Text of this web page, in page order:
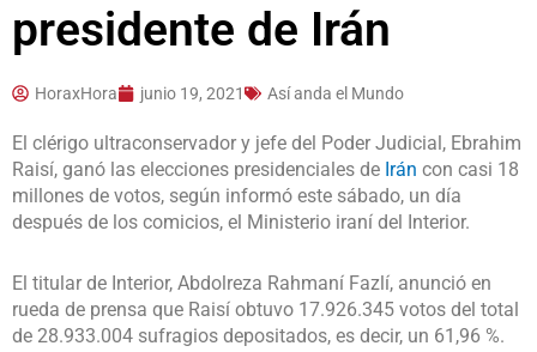
presidente de Irán
HoraxHora junio 19, 2021 Así anda el Mundo
El clérigo ultraconservador y jefe del Poder Judicial, Ebrahim
Raisí, ganó las elecciones presidenciales de Irán con casi 18
millones de votos, según informó este sábado, un día
después de los comicios, el Ministerio iraní del Interior.
El titular de Interior, Abdolreza Rahmaní Fazlí, anunció en
rueda de prensa que Raisí obtuvo 17.926.345 votos del total
de 28.933.004 sufragios depositados, es decir, un 61,96 %.